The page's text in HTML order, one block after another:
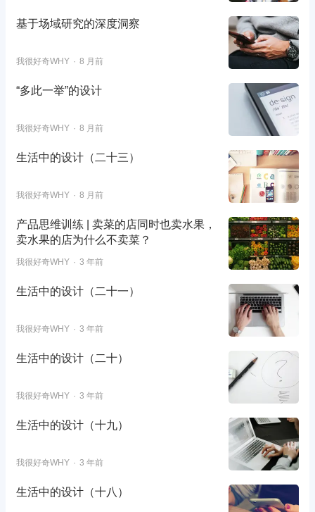
基于场域研究的深度洞察
我很好奇WHY 8 月前
“多此一举”的设计
我很好奇WHY 8 月前
生活中的设计（二十三）
我很好奇WHY 8 月前
产品思维训练 | 卖菜的店同时也卖水果，
卖水果的店为什么不卖菜？
我很好奇WHY 3 年前
生活中的设计（二十一）
我很好奇WHY 3 年前
生活中的设计（二十）
我很好奇WHY 3 年前
生活中的设计（十九）
我很好奇WHY 3 年前
生活中的设计（十八）